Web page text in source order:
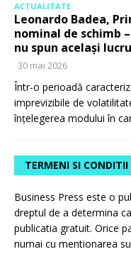
ACTUALITATE
Leonardo Badea,
nominal de schimb
nu spun același lucru
30 mai 2026
Într-o perioadă
imprevizibile de
înțelegerea modului în
TERMENI SI CONDITII
Business Press este o
dreptul de a determina
publicatia gratuit. Orice
numai cu mentionarea